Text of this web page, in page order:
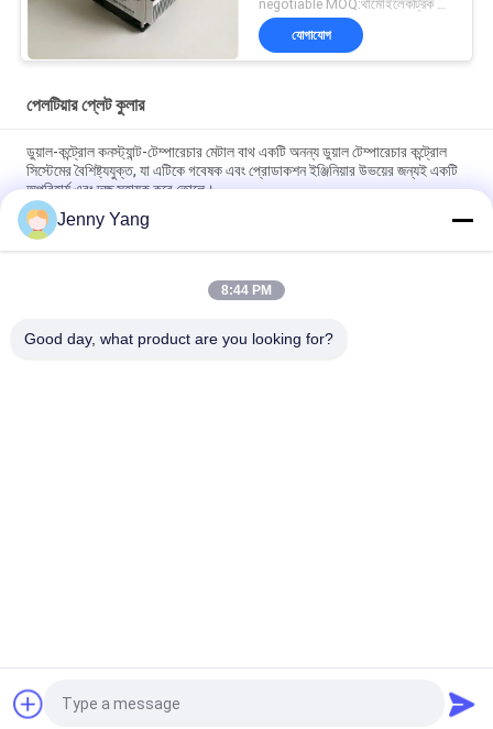
যোগাযোগ
পেলটিয়ার প্লেট কুলার
ডুয়াল-কন্ট্রোল কনস্ট্যান্ট-টেম্পারেচার মেটাল বাথ একটি অনন্য ডুয়াল টেম্পারেচার কন্ট্রোল
সিস্টেমের বৈশিষ্ট্যযুক্ত, যা এটিকে গবেষক এবং প্রোডাকশন ইঞ্জিনিয়ার উভয়ের জন্যই একটি
অপরিহার্য এবং দক্ষ সহায়ক করে তোলে।
শিল্প সরঞ্জাম চিকিৎসা ডায়াগনস্টিক এবং খাদ্য ও পানীয় শীতল জন্য Peltier প্লেট কুলার
40W
80W থার্মোইলেকট্রিক এয়ার টু প্লেট কুলার অ্যাসেম্বলি পরিবেশবান্ধব রেফ্রিজারেন্ট-মুক্ত
Jenny Yang
8:44 PM
Good day, what product are you looking for?